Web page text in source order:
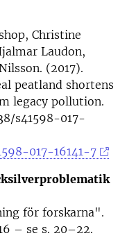
Christine
Laudon,
(2017).
peatland shortens
legacy pollution.
s41598-017-
017-16141-7
för forskarna".
– se s. 20–22.